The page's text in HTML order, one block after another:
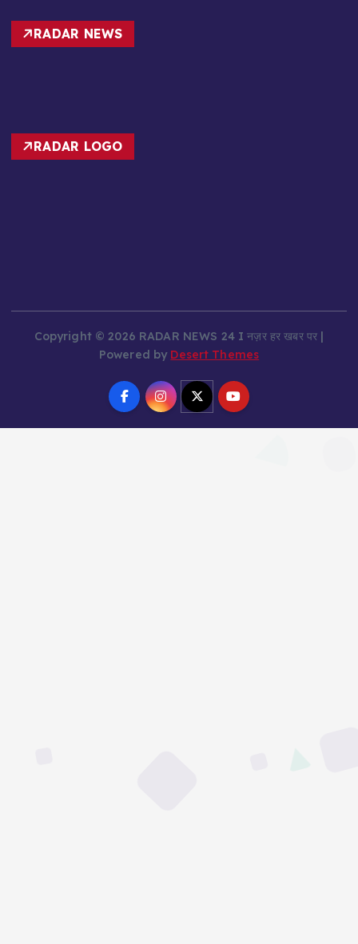
RADAR NEWS
RADAR LOGO
Copyright © 2026 RADAR NEWS 24 I नज़र हर खबर पर |
Powered by Desert Themes